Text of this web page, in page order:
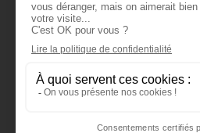
L’organisation
Notre patrimoine
Recrutement
Actualités